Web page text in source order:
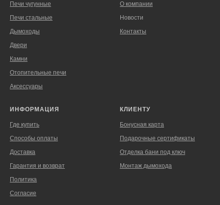
Печи чугунные
Печи стальные
Дымоходы
Двери
Камни
Отопительные печи
Аксессуары
О компании
Новости
Контакты
ИНФОРМАЦИЯ
Где купить
Способы оплаты
Доставка
Гарантия и возврат
Политика
Согласие
КЛИЕНТУ
Бонусная карта
Подарочные сертификаты
Отделка бани под ключ
Монтаж дымохода